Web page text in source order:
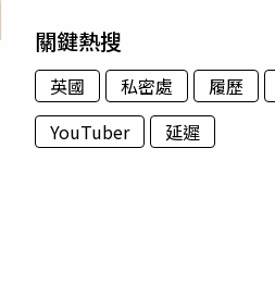
關鍵熱搜
英國 私密處 履歷
YouTuber
延遲